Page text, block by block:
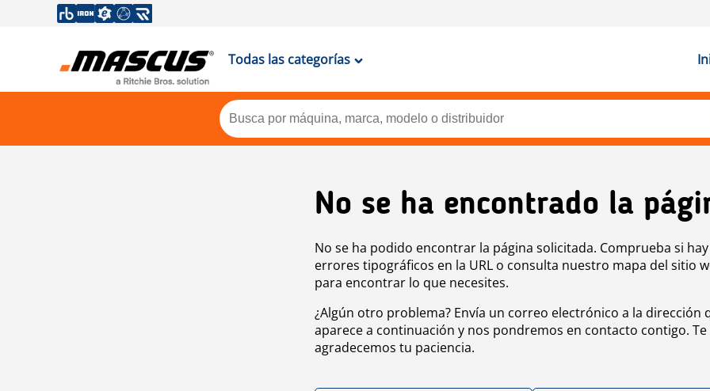
Todas las categorías
No se ha encontrado la
No se ha podido encontrar la página solicitada. Comprueba si hay
errores tipográficos en la URL o consulta nuestro mapa del sitio
para encontrar lo que necesites.
¿Algún otro problema? Envía un correo electrónico a la dirección
aparece a continuación y nos pondremos en contacto contigo. Te
agradecemos tu paciencia.